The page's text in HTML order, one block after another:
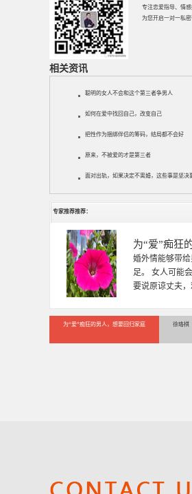
专注恋爱指导、 情感
为您开启一对一私
相关资讯
聪明的女人不会和这个第三者争男人
如何在爱中找回自己，改变自己
把性作为捆绑伴侣的筹码，结局都不会好
原来，不被爱的才是第三者
面对出轨，如果决定不离婚，这些事是坚决
专家推荐推荐：
为“爱”痴狂
婚外情能够带
足。 女人可能
要说原谅丈夫
为“爱”痴狂的男人，想要回归家庭 徐珞棋